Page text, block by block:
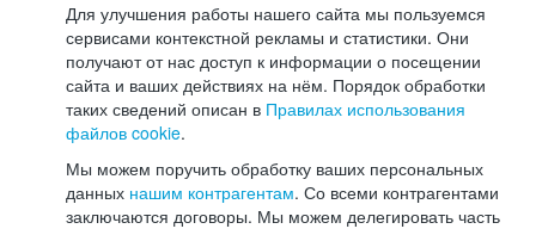
Для улучшения работы нашего сайта мы пользуемся
сервисами контекстной рекламы и статистики. Они
получают от нас доступ к информации о посещении
сайта и ваших действиях на нём. Порядок обработки
таких сведений описан в Правилах использования
файлов cookie.
Мы можем поручить обработку ваших персональных
данных нашим контрагентам. Со всеми контрагентами
заключаются договоры. Мы можем делегировать часть